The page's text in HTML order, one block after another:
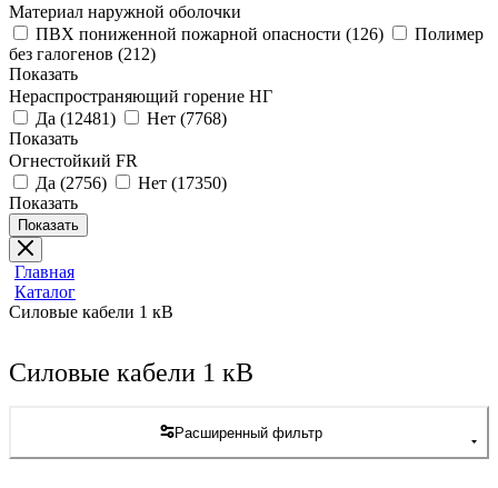
Материал наружной оболочки
ПВХ пониженной пожарной опасности (126)
Полимер
без галогенов (212)
Показать
Нераспространяющий горение НГ
Да (12481) Нет (7768)
Показать
Огнестойкий FR
Да (2756) Нет (17350)
Показать
Показать
Главная
Каталог
Силовые кабели 1 кВ
Силовые кабели 1 кВ
Расширенный фильтр